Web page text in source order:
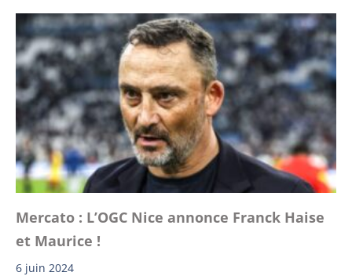
Mercato : L’OGC Nice annonce Franck Haise
et Maurice !
6 juin 2024